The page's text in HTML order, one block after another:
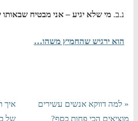
נ.ב.מי שלא יגיע – אני מבטיח שבאותו
הוא ירגיש שהחמיץ משהו…
« למה דווקא אנשים עשירים
מוציאים הכי פחות כסף?
איך
של